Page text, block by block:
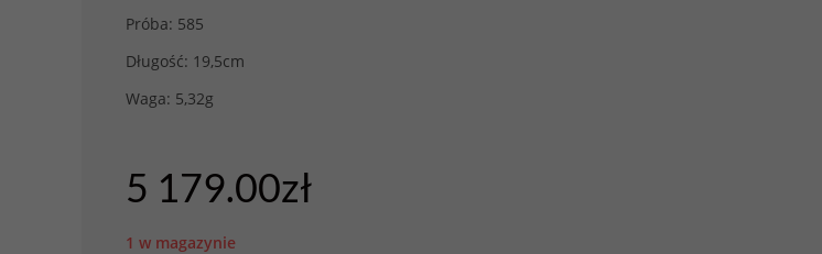
Próba: 585
Długość: 19,5cm
Waga: 5,32g
5 179.00zł
1 w magazynie